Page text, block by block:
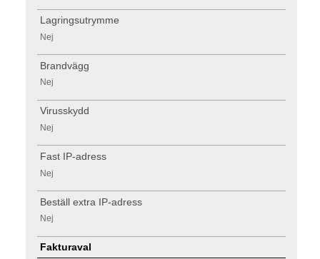
Lagringsutrymme
Nej
Brandvägg
Nej
Virusskydd
Nej
Fast IP-adress
Nej
Beställ extra IP-adress
Nej
Fakturaval